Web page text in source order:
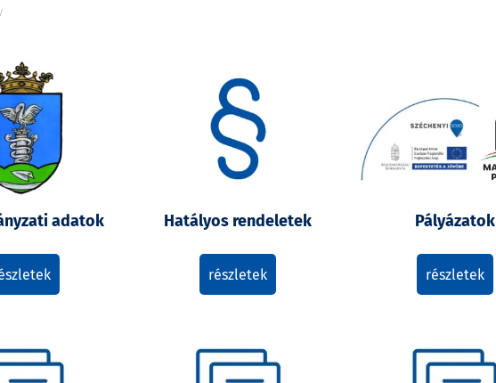
adatok Hatályos rendeletek
részletek
Pályázatok
részletek